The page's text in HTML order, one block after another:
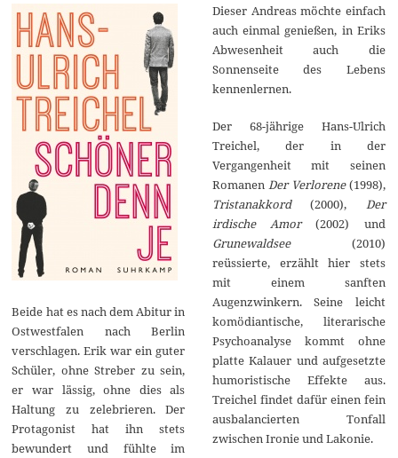
Beide hat es nach dem Abitur in
Ostwestfalen nach Berlin
verschlagen. Erik war ein guter
Schüler, ohne Streber zu sein,
er war lässig, ohne dies als
Haltung zu zelebrieren. Der
Protagonist hat ihn stets
bewundert und fühlte im
Dieser Andreas möchte einfach
auch einmal genießen, in Eriks
Abwesenheit auch die
Sonnenseite des Lebens
kennenlernen.
Der 68-jährige Hans-Ulrich
Treichel, der in der
Vergangenheit mit seinen
Romanen Der Verlorene(1998),
Tristanakkord(2000),
Der
irdische Amor(2002) und
Grunewaldsee(2010)
reüssierte, erzählt hier stets
mit einem sanften
Augenzwinkern. Seine leicht
komödiantische, literarische
Psychoanalyse kommt ohne
platte Kalauer und aufgesetzte
humoristische Effekte aus.
Treichel findet dafür einen fein
ausbalancierten Tonfall
zwischen Ironie und Lakonie.